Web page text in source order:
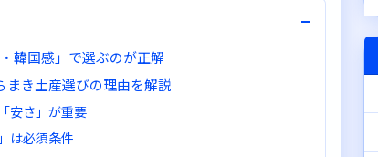
−
韓国感」で選ぶのが正解
まき土産選びの理由を解説
安さ」が重要
は必須条件